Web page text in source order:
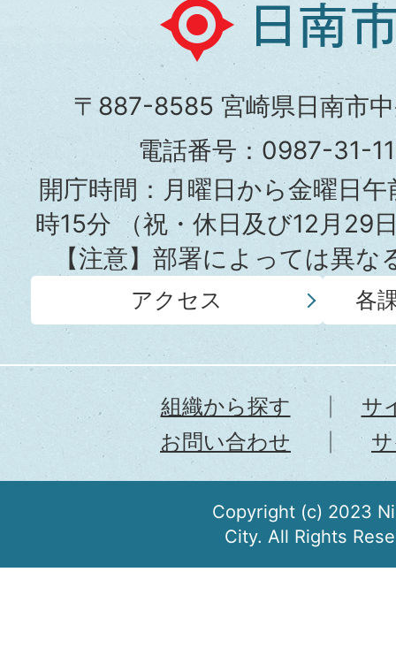
日
南
市
役
所
〒887-8585 宮崎県日南市
電話番号：0987-31-
開庁時間：月曜日から金曜日
時15分（祝・休日及び12月29
【注意】部署によっては異
アクセス 各
組織から探す
サ
お問い合わせ
Copyright (c) 2023
City. All Rights